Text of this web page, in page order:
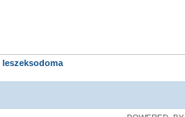
leszeksodoma